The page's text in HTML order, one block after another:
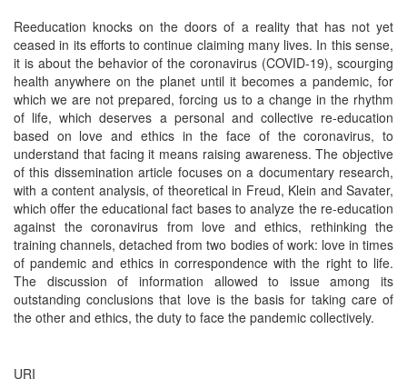
Reeducation knocks on the doors of a reality that has not yet
ceased in its efforts to continue claiming many lives. In this sense,
it is about the behavior of the coronavirus (COVID-19), scourging
health anywhere on the planet until it becomes a pandemic, for
which we are not prepared, forcing us to a change in the rhythm
of life, which deserves a personal and collective re-education
based on love and ethics in the face of the coronavirus, to
understand that facing it means raising awareness. The objective
of this dissemination article focuses on a documentary research,
with a content analysis, of theoretical in Freud, Klein and Savater,
which offer the educational fact bases to analyze the re-education
against the coronavirus from love and ethics, rethinking the
training channels, detached from two bodies of work: love in times
of pandemic and ethics in correspondence with the right to life.
The discussion of information allowed to issue among its
outstanding conclusions that love is the basis for taking care of
the other and ethics, the duty to face the pandemic collectively.
URI